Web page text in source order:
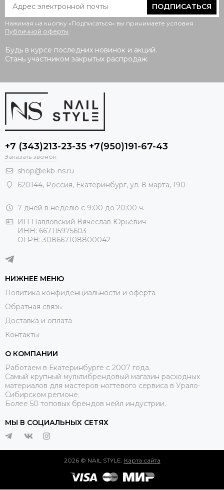
ПОДПИСАТЬСЯ
Нажимая на кнопку «Подписаться» вы принимаете условия
Публичной оферты.
Будь в курсе последних новинок и акций.
Стань участником закрытых распродаж.
+7 (343)213-23-35 +7(950)191-67-43
Заказать звонок
shop@ekb-ns.ru
620144, Россия, Екатеринбург, ул. 8 марта, 190
7 дней в неделю с 9:00 до 20:00 ч.
ИП Павловский Вячеслав Юрьевич
ИНН: 667115975603
ОГРН: 308667108800042
НИЖНЕЕ МЕНЮ
Политика конфиденциальности и оферта
Обратная связь
Доставка и оплата
Контакты
О КОМПАНИИ
Работаем в Екатеринбурге с 2007 года.
Самый крупный мультибрендовый магазин расходных
материалов для мастеров ногтевого сервиса в Урало-
Сибирском регионе.
Более 50 топовых брендов нейл индустрии.
МЫ В СОЦИАЛЬНЫХ СЕТЯХ
2026 © NAIL STYLE. Карта сайта